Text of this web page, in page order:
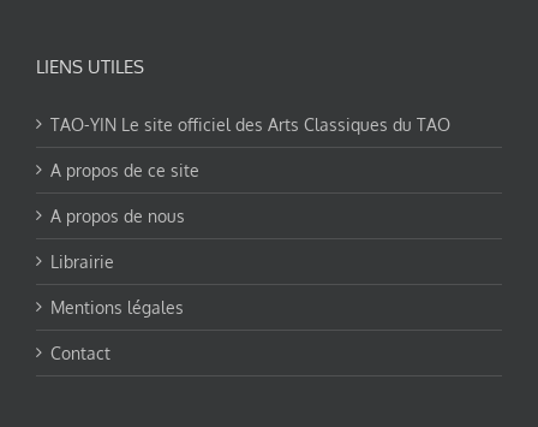
LIENS UTILES
TAO-YIN Le site officiel des Arts Classiques du TAO
A propos de ce site
A propos de nous
Librairie
Mentions légales
Contact